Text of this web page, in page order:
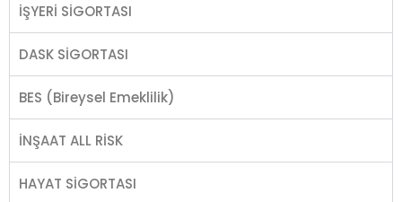
İŞYERİ SİGORTASI
DASK SİGORTASI
BES (Bireysel Emeklilik)
İNŞAAT ALL RİSK
HAYAT SİGORTASI